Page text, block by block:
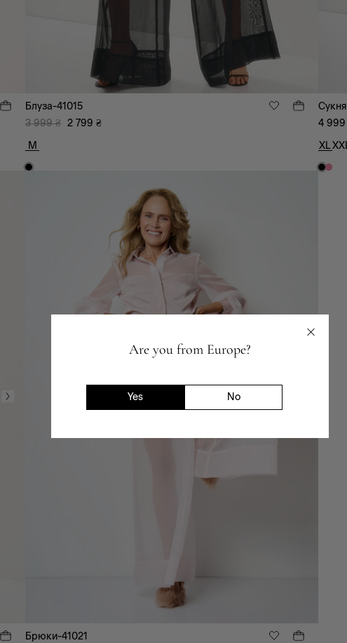
Are you from Europe?
Yes No
Блуза-41015
3 999 ₴ 2 799 ₴
M
4 999
XL
Брюки-41021